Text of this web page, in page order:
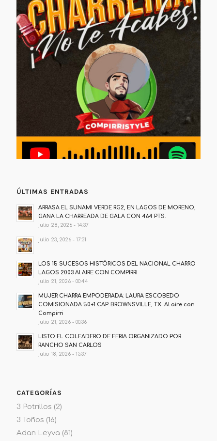
ÚLTIMAS ENTRADAS
ARRASA EL SUNAMI VERDE RG2, EN LAGOS DE MORENO,
GANA LA CHARREADA DE GALA CON 464 PTS.
julio 28, 2026 - 14:37
julio 23, 2026 - 17:31
LOS 15 SUCESOS HISTÓRICOS DEL NACIONAL CHARRO
LAGOS 2003 Al AIRE CON COMPIRRI
julio 21, 2026 - 00:44
MUJER CHARRA EMPODERADA: LAURA ESCOBEDO
COMISIONADA 50+1 CAP. BROWNSVILLE, TX. Al aire con
Compirri
julio 21, 2026 - 00:36
LISTO EL COLEADERO DE FERIA ORGANIZADO POR
RANCHO SAN CARLOS
julio 18, 2026 - 15:37
CATEGORÍAS
3 Potrillos (2)
3 Toños (16)
Adan Leyva (81)